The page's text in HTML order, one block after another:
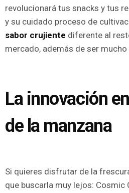
revolucionará tus snacks y tus
y su cuidado proceso de
sabor crujiente diferente al
mercado, además de ser
La innovación
de la manzana
Si quieres disfrutar de la
que buscarla muy lejos: Cosmic